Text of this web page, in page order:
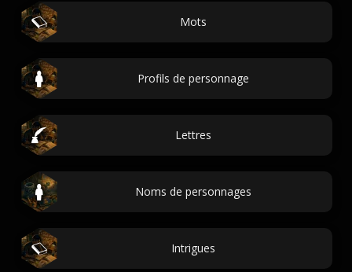
Mots
Profils de personnage
Lettres
Noms de personnages
Intrigues